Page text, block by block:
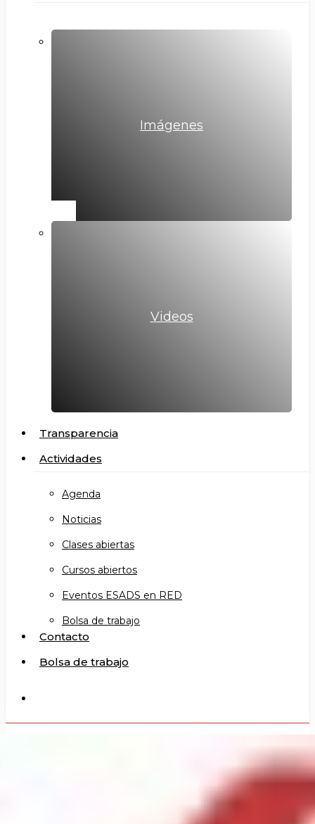
Imágenes
Videos
Transparencia
Actividades
Agenda
Noticias
Clases abiertas
Cursos abiertos
Eventos ESADS en RED
Bolsa de trabajo
Contacto
Bolsa de trabajo
PASAN COSAS 2##2